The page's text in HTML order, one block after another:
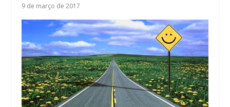
9 de março de 2017